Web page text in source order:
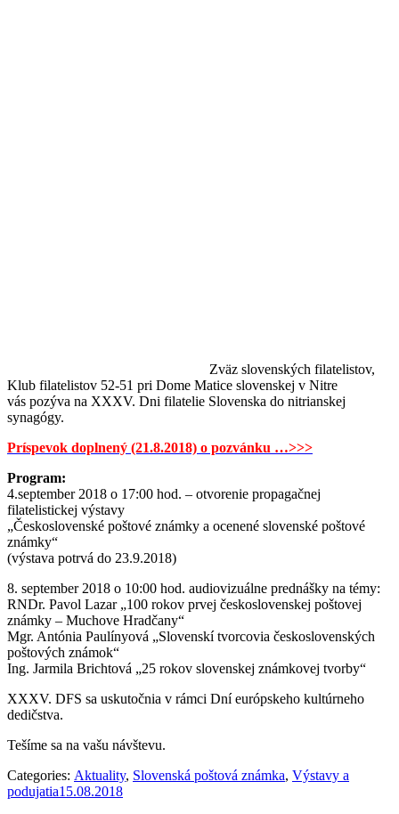
Zväz slovenských filatelistov,
Klub filatelistov 52-51 pri Dome Matice slovenskej v Nitre
vás pozýva na XXXV. Dni filatelie Slovenska do nitrianskej
synagógy.
Príspevok doplnený (21.8.2018) o pozvánku …>>>
Program:
4.september 2018 o 17:00 hod. – otvorenie propagačnej
filatelistickej výstavy
„Československé poštové známky a ocenené slovenské poštové
známky“
(výstava potrvá do 23.9.2018)
8. september 2018 o 10:00 hod. audiovizuálne prednášky na témy:
RNDr. Pavol Lazar „100 rokov prvej československej poštovej
známky – Muchove Hradčany“
Mgr. Antónia Paulínyová „Slovenskí tvorcovia československých
poštových známok“
Ing. Jarmila Brichtová „25 rokov slovenskej známkovej tvorby“
XXXV. DFS sa uskutočnia v rámci Dní európskeho kultúrneho
dedičstva.
Tešíme sa na vašu návštevu.
Categories: Aktuality, Slovenská poštová známka, Výstavy a
podujatia15.08.2018